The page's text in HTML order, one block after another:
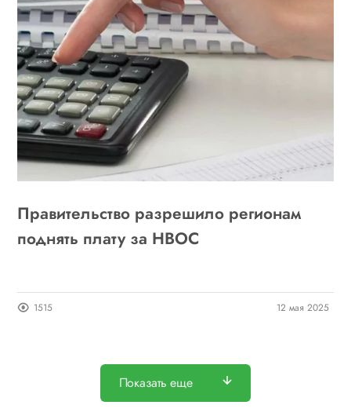
Правительство разрешило регионам
поднять плату за НВОС
1515 12 мая 2025
Показать еще